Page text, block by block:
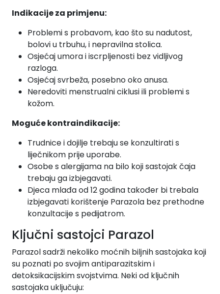
Indikacije za primjenu:
Problemi s probavom, kao što su nadutost,
bolovi u trbuhu, i nepravilna stolica.
Osjećaj umora i iscrpljenosti bez vidljivog
razloga.
Osjećaj svrbeža, posebno oko anusa.
Neredoviti menstrualni ciklusi ili problemi s
kožom.
Moguće kontraindikacije:
Trudnice i dojilje trebaju se konzultirati s
liječnikom prije uporabe.
Osobe s alergijama na bilo koji sastojak čaja
trebaju ga izbjegavati.
Djeca mlađa od 12 godina također bi trebala
izbjegavati korištenje Parazola bez prethodne
konzultacije s pedijatrom.
Ključni sastojci Parazol
Parazol sadrži nekoliko moćnih biljnih sastojaka koji
su poznati po svojim antiparazitskim i
detoksikacijskim svojstvima. Neki od ključnih
sastojaka uključuju: